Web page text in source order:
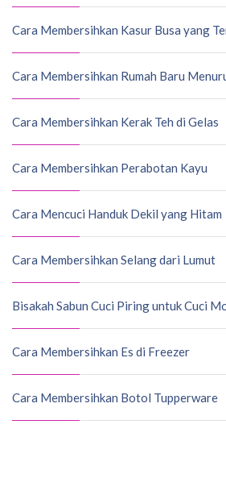
Cara Membersihkan Kasur Busa yang
Cara Membersihkan Rumah Baru
Cara Membersihkan Kerak Teh di Gelas
Cara Membersihkan Perabotan Kayu
Cara Mencuci Handuk Dekil yang Hitam
Cara Membersihkan Selang dari Lumut
Bisakah Sabun Cuci Piring untuk Cuci
Cara Membersihkan Es di Freezer
Cara Membersihkan Botol Tupperware